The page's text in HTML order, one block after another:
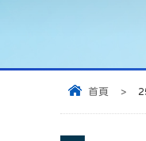
首頁 >